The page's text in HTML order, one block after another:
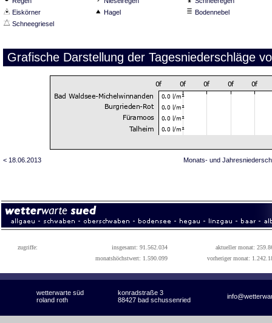
Eiskörner
Hagel
Bodennebel
Schneegriesel
Grafische Darstellung der Tagesniederschläge
< 18.06.2013 Monats- und
zugriffe: insgesamt: 91.562.034
aktueller monat:
monatshöchstwert: 1.590.099
vorheriger monat:
wetterwarte süd konradstraße 3
roland roth 88427 bad schussenried